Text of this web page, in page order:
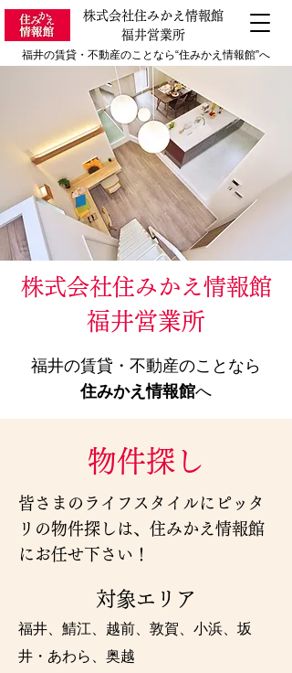
株式会社住みかえ情報館
福井営業所
福井の賃貸・不動産のことなら“住みかえ情報館”へ
株式会社住みかえ情報館
福井営業所
福井の賃貸・不動産のことなら
住みかえ情報館へ
物件探し
皆さまのライフスタイルにピッタ
リの物件探しは、住みかえ情報館
にお任せ下さい！
対象エリア
福井、鯖江、越前、敦賀、小浜、坂
井・あわら、奥越